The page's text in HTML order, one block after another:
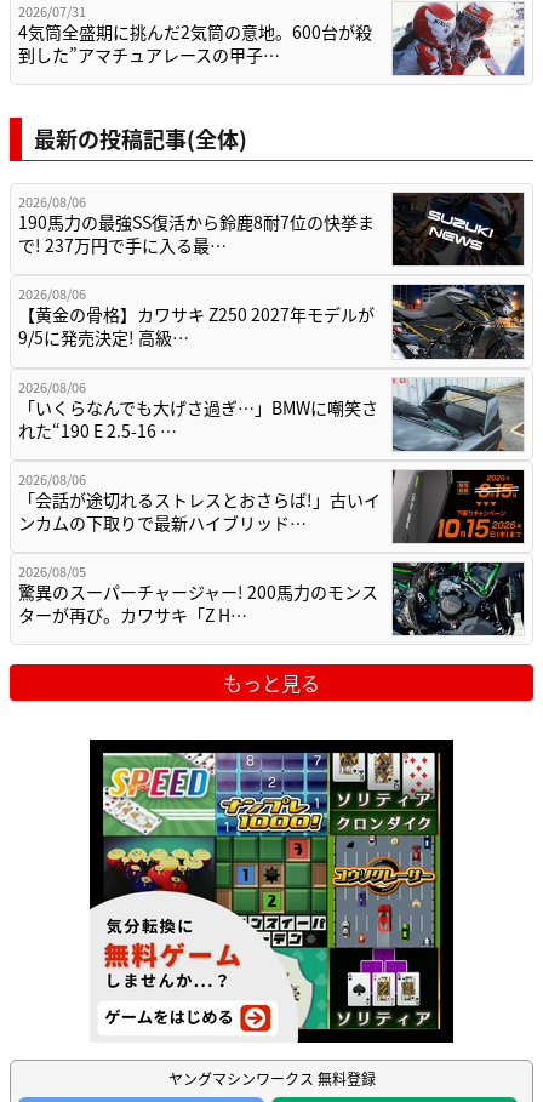
2026/07/31
4気筒全盛期に挑んだ2気筒の意地。600台が殺
到した”アマチュアレースの甲子…
最新の投稿記事(全体)
2026/08/06
190馬力の最強SS復活から鈴鹿8耐7位の快挙ま
で! 237万円で手に入る最…
2026/08/06
【黄金の骨格】カワサキ Z250 2027年モデルが
9/5に発売決定! 高級…
2026/08/06
「いくらなんでも大げさ過ぎ…」BMWに嘲笑さ
れた“190 E 2.5-16 …
2026/08/06
「会話が途切れるストレスとおさらば!」古いイ
ンカムの下取りで最新ハイブリッド…
2026/08/05
驚異のスーパーチャージャー! 200馬力のモンス
ターが再び。カワサキ「Z H…
もっと見る
ヤングマシンワークス 無料登録